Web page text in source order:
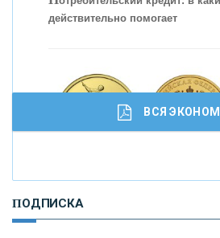
действительно помогает
И
сохранения и увеличения
ВСЯ
ПОДПИСКА